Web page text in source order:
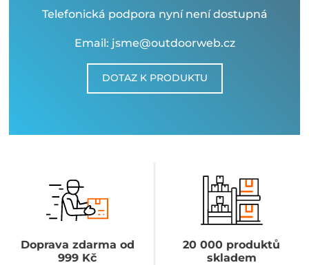
Telefonická podpora nyní není dostupná
Email: jsme@outdoorweb.cz
DOTAZ K PRODUKTU
Doprava zdarma od
999 Kč
20 000 produktů
skladem